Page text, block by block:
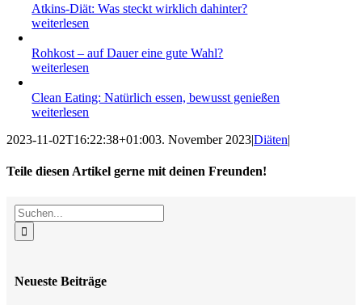
Atkins-Diät: Was steckt wirklich dahinter?
weiterlesen
Rohkost – auf Dauer eine gute Wahl?
weiterlesen
Clean Eating: Natürlich essen, bewusst genießen
weiterlesen
2023-11-02T16:22:38+01:003. November 2023|Diäten|
Teile diesen Artikel gerne mit deinen Freunden!
Facebook
XReddit
LinkedIn
WhatsApp
Tumblr
Pinterest
Vk
E-
Mail
Suche
nach:
Neueste Beiträge